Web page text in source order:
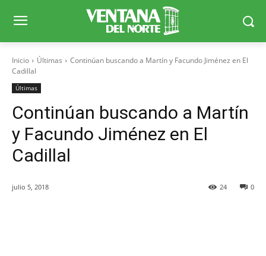
Inicio Últimas
Continúan buscando a Martín y Facundo Jiménez en El
Cadillal
Últimas
Continúan buscando a Martín
y Facundo Jiménez en El
Cadillal
julio 5, 2018 0
24